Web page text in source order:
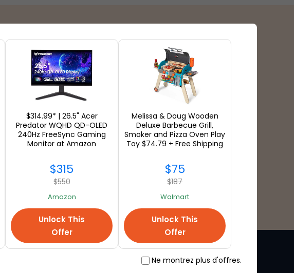
Moyens de paiements
$314.99* | 26.5" Acer
Predator WQHD QD-OLED
240Hz FreeSync Gaming
Monitor at Amazon
$315
$550
Amazon
Unlock This
Offer
Melissa & Doug Wooden
Deluxe Barbecue Grill,
Smoker and Pizza Oven Play
Toy $74.79 + Free Shipping
$75
$187
Walmart
Unlock This
Offer
Ne montrez plus d'offres.